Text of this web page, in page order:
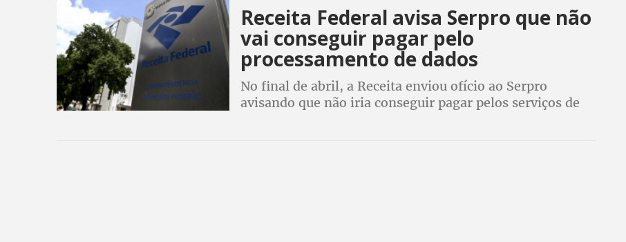
Receita Federal avisa Serpro que não
vai conseguir pagar pelo
processamento de dados
No final de abril, a Receita enviou ofício ao Serpro
avisando que não iria conseguir pagar pelos serviços de